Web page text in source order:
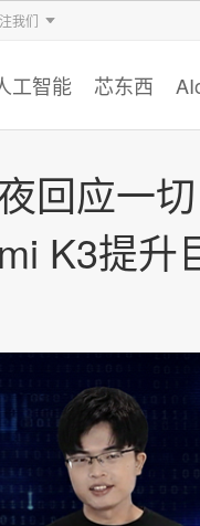
我们
智猩猩
工智能 芯东西
回应一
K3提升